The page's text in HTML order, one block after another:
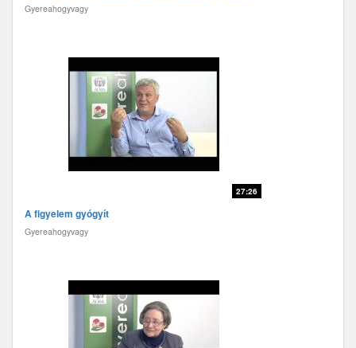
Gyereahogyvagy
27:26
A figyelem gyógyít
Gyereahogyvagy